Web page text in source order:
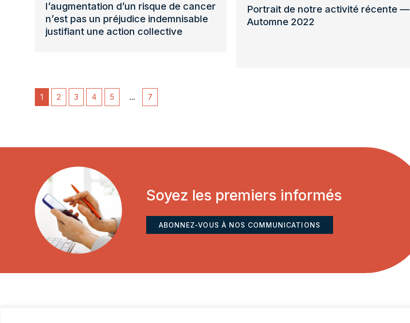
l’augmentation d’un risque de cancer
n’est pas un préjudice indemnisable
justifiant une action collective
Portrait de notre activité récente —
Automne 2022
1 2 3 4 5 ... 7
Soyez les premiers informés
ABONNEZ-VOUS À NOS COMMUNICATIONS